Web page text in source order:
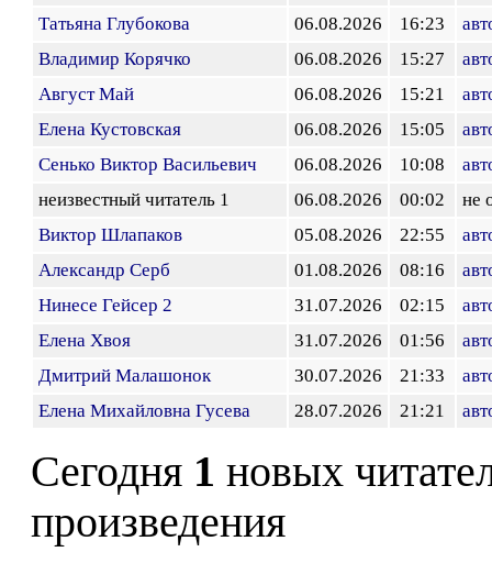
Татьяна Глубокова
06.08.2026 16:23
Владимир Корячко
06.08.2026 15:27
Август Май
06.08.2026 15:21
Елена Кустовская
06.08.2026 15:05
Сенько Виктор Васильевич
06.08.2026 10:08
неизвестный читатель 1
06.08.2026 00:02
не
Виктор Шлапаков
05.08.2026 22:55
Александр Серб
01.08.2026 08:16
Нинесе Гейсер 2
31.07.2026 02:15
Елена Хвоя
31.07.2026 01:56
Дмитрий Малашонок
30.07.2026 21:33
Елена Михайловна Гусева
28.07.2026 21:21
Сегодня 1 новых
произведения